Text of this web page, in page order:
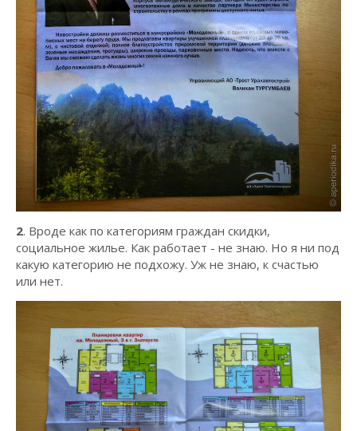
2. Вроде как по категориям граждан скидки,
социальное жилье. Как работает - не знаю. Но я ни под
какую категорию не подхожу. Уж не знаю, к счастью
или нет.